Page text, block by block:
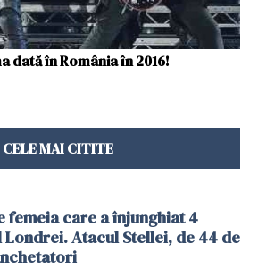
dată în România în 2016!
CELE MAI CITITE
femeia care a înjunghiat 4
Atacul Stellei, de 44 de